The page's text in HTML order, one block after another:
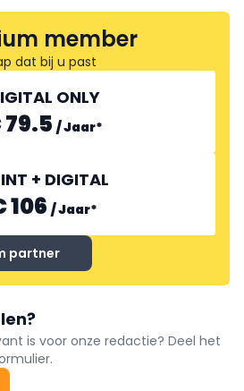
member
dat bij u past
ONLY
79.5 /Jaar*
+ DIGITAL
106 /Jaar*
partner
is voor onze redactie? Deel het